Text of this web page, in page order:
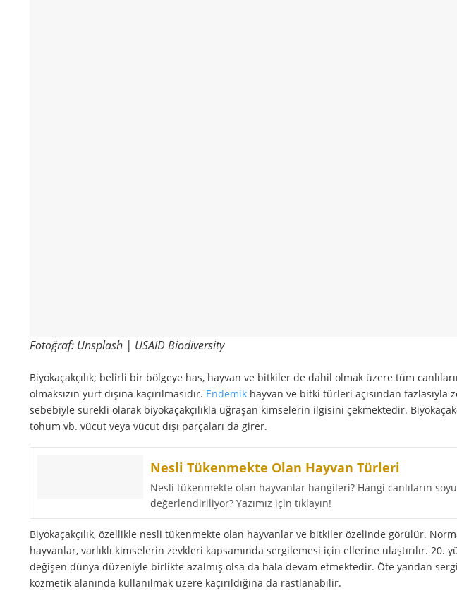
Fotoğraf: Unsplash | USAID Biodiversity
Biyokaçakçılık; belirli bir bölgeye has, hayvan ve bitkiler de dahil olmak üzere tüm
olmaksızın yurt dışına kaçırılmasıdır. Endemik hayvan ve bitki türleri açısından
sebebiyle sürekli olarak biyokaçakçılıkla uğraşan kimselerin ilgisini çekmektedir.
tohum vb. vücut veya vücut dışı parçaları da girer.
Nesli Tükenmekte Olan Hayvan Türleri
Nesli tükenmekte olan hayvanlar hangileri? Hangi canlıların
değerlendiriliyor? Yazımız için tıklayın!
Biyokaçakçılık, özellikle nesli tükenmekte olan hayvanlar ve bitkiler özelinde görülür.
hayvanlar, varlıklı kimselerin zevkleri kapsamında sergilemesi için ellerine ulaştırılır. 20.
değişen dünya düzeniyle birlikte azalmış olsa da hala devam etmektedir. Öte yandan
kozmetik alanında kullanılmak üzere kaçırıldığına da rastlanabilir.